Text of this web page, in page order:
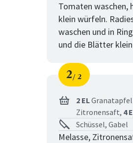
Tomaten waschen,
klein würfeln.
waschen und in
und die Blätter
Schritt
2
von
2
2 EL
Zitronensaft, 4
Schüssel, Gabel
Melasse,